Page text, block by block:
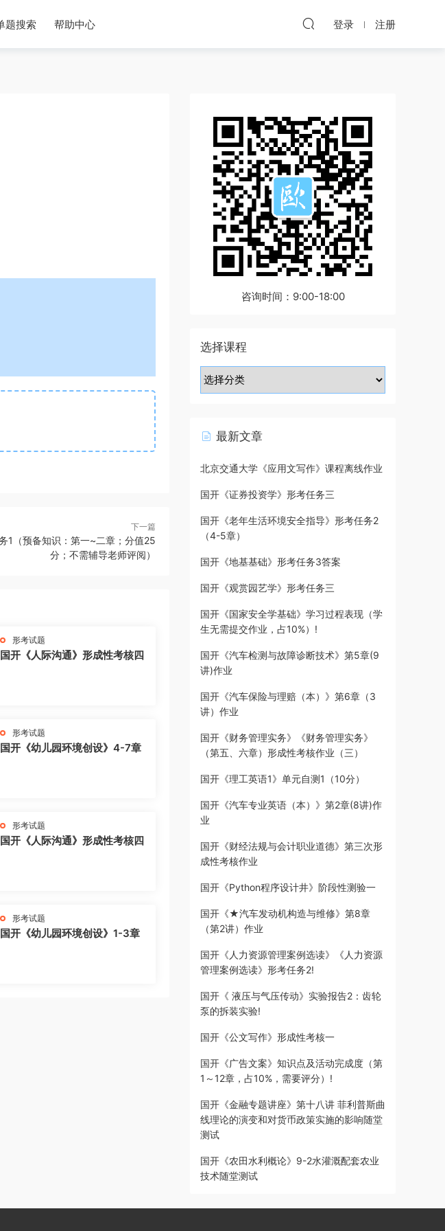
题搜索 帮助中心 登录 注册
下一篇
1（预备知识：第一~二章；分值25
分；不需辅导老师评阅）
形考试题
国开《人际沟通》形成性考核四
形考试题
国开《幼儿园环境创设》4-7章
形考试题
国开《人际沟通》形成性考核四
形考试题
国开《幼儿园环境创设》1-3章
咨询时间：9:00-18:00
选择课程
最新文章
北京交通大学《应用文写作》课程离线作业
国开《证券投资学》形考任务三
国开《老年生活环境安全指导》形考任务2
（4-5章）
国开《地基基础》形考任务3答案
国开《观赏园艺学》形考任务三
国开《国家安全学基础》学习过程表现（学
生无需提交作业，占10%）!
国开《汽车检测与故障诊断技术》第5章(9
讲)作业
国开《汽车保险与理赔（本）》第6章（3
讲）作业
国开《财务管理实务》《财务管理实务》
（第五、六章）形成性考核作业（三）
国开《理工英语1》单元自测1（10分）
国开《汽车专业英语（本）》第2章(8讲)作
业
国开《财经法规与会计职业道德》第三次形
成性考核作业
国开《Python程序设计井》阶段性测验一
国开《★汽车发动机构造与维修》第8章
（第2讲）作业
国开《人力资源管理案例选读》《人力资源
管理案例选读》形考任务2!
国开《 液压与气压传动》实验报告2：齿轮
泵的拆装实验!
国开《公文写作》形成性考核一
国开《广告文案》知识点及活动完成度（第
1～12章，占10%，需要评分）!
国开《金融专题讲座》第十八讲 菲利普斯曲
线理论的演变和对货币政策实施的影响随堂
测试
国开《农田水利概论》9-2水灌溉配套农业
技术随堂测试